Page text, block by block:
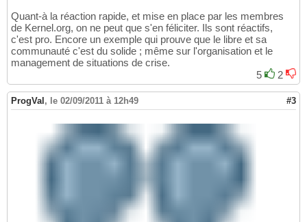
Quant-à la réaction rapide, et mise en place par les membres
de Kernel.org, on ne peut que s'en féliciter. Ils sont réactifs,
c'est pro. Encore un exemple qui prouve que le libre et sa
communauté c'est du solide ; même sur l'organisation et le
management de situations de crise.
5
2
ProgVal , le 02/09/2011 à 12h49 #3